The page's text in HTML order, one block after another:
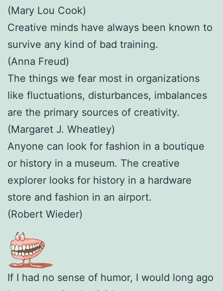
(Mary Lou Cook)
Creative minds have always been known to
survive any kind of bad training.
(Anna Freud)
The things we fear most in organizations
like fluctuations, disturbances, imbalances
are the primary sources of creativity.
(Margaret J. Wheatley)
Anyone can look for fashion in a boutique
or history in a museum. The creative
explorer looks for history in a hardware
store and fashion in an airport.
(Robert Wieder)
If I had no sense of humor, I would long ago